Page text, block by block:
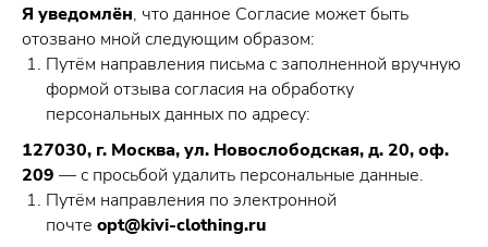
Я уведомлён, что данное Согласие может быть
отозвано мной следующим образом:
Путём направления письма с заполненной вручную
формой отзыва согласия на обработку
персональных данных по адресу:
127030, г. Москва, ул. Новослободская, д. 20, оф.
209 — с просьбой удалить персональные данные.
Путём направления по электронной
почте opt@kivi-clothing.ru